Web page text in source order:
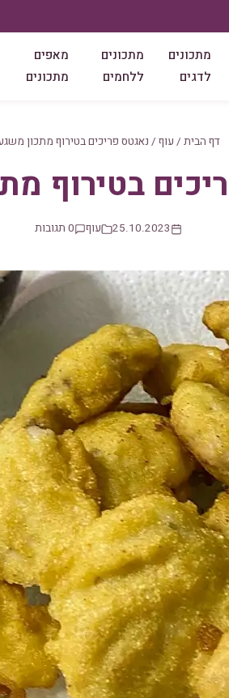
מתכונים
לדגים
מתכונים
ללחמים
מאפים
מתכונים
דף הבית / עוף /נאגטס פריכים בטירוף מתכון
בטירוף
25.10.2023 עוף 0 תגובות